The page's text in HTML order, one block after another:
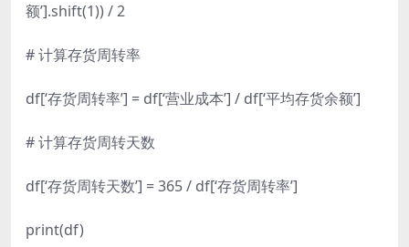
额’].shift(1)) / 2
# 计算存货周转率
df[‘存货周转率’] = df[‘营业成本’] / df[‘平均存货余额’]
# 计算存货周转天数
df[‘存货周转天数’] = 365 / df[‘存货周转率’]
print(df)